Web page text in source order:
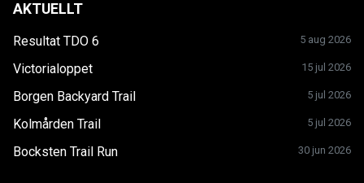
AKTUELLT
Resultat TDO 6 5 aug 2026
Victorialoppet 15 jul 2026
Borgen Backyard Trail 5 jul 2026
Kolmården Trail 5 jul 2026
Bocksten Trail Run 30 jun 2026